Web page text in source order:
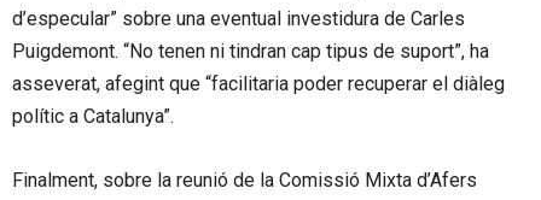
d’especular” sobre una eventual investidura de Carles
Puigdemont. “No tenen ni tindran cap tipus de suport”, ha
asseverat, afegint que “facilitaria poder recuperar el diàleg
polític a Catalunya”.
Finalment, sobre la reunió de la Comissió Mixta d’Afers